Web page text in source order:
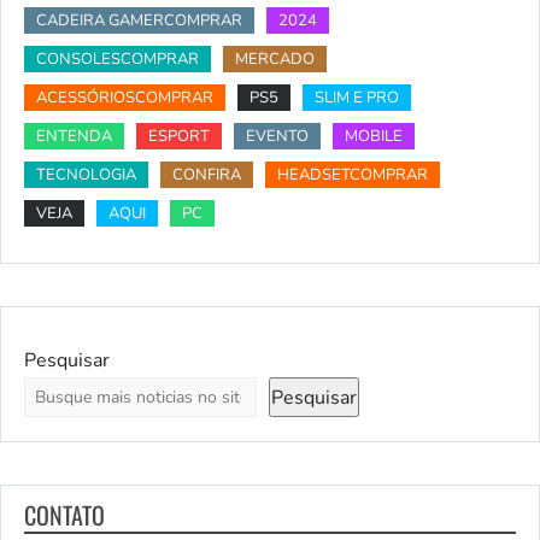
CADEIRA GAMERCOMPRAR
2024
CONSOLESCOMPRAR
MERCADO
ACESSÓRIOSCOMPRAR
PS5
SLIM E PRO
ENTENDA
ESPORT EVENTO
MOBILE
TECNOLOGIA
CONFIRA
HEADSETCOMPRAR
VEJA
AQUI PC
Pesquisar
Pesquisar
CONTATO